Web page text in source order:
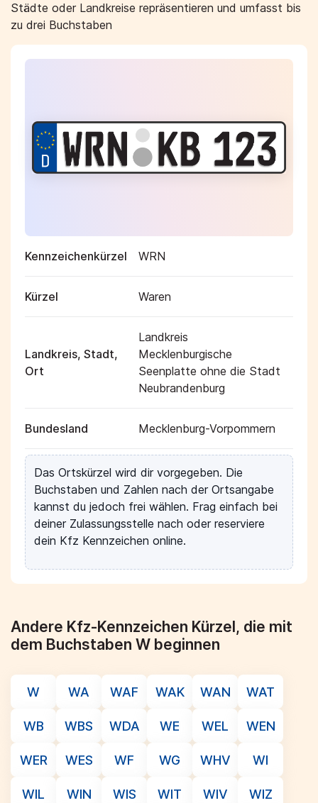
Städte oder Landkreise repräsentieren und umfasst bis
zu drei Buchstaben
Kennzeichenkürzel WRN
Kürzel Waren
Landkreis, Stadt,
Ort
Landkreis
Mecklenburgische
Seenplatte ohne die Stadt
Neubrandenburg
Bundesland Mecklenburg-Vorpommern
Das Ortskürzel wird dir vorgegeben. Die
Buchstaben und Zahlen nach der Ortsangabe
kannst du jedoch frei wählen. Frag einfach bei
deiner Zulassungsstelle nach oder reserviere
dein Kfz Kennzeichen online.
Andere Kfz-Kennzeichen Kürzel, die mit
dem Buchstaben W beginnen
W WA WAF WAK WAN WAT
WB WBS WDA WE WEL WEN
WER WES WF WG WHV WI
WIL WIN WIS WIT WIV WIZ